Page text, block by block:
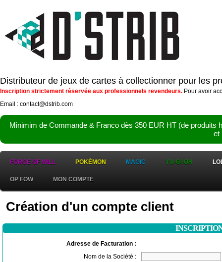
Distributeur de jeux de cartes à collectionner pour les
Inscription strictement réservée aux professionnels revendeurs. Pour avoir
Email : contact@dstrib.com
Minimim de Commande & Franco dès 350 EUR HT (de
et
FORCE OF WILL POKÉMON MAGIC YU-GI-OH
OP FOW MON COMPTE
Création d'un compte client
Adresse de Facturation :
Nom de la Société :